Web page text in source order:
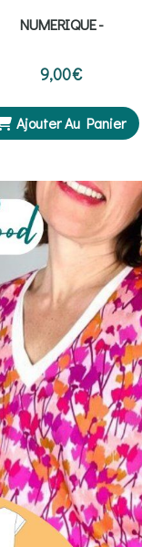
NUMERIQUE -
9,00€
Ajouter Au Panier